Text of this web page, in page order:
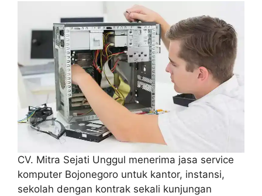
CV. Mitra Sejati Unggul menerima jasa service
komputer Bojonegoro untuk kantor, instansi,
sekolah dengan kontrak sekali kunjungan